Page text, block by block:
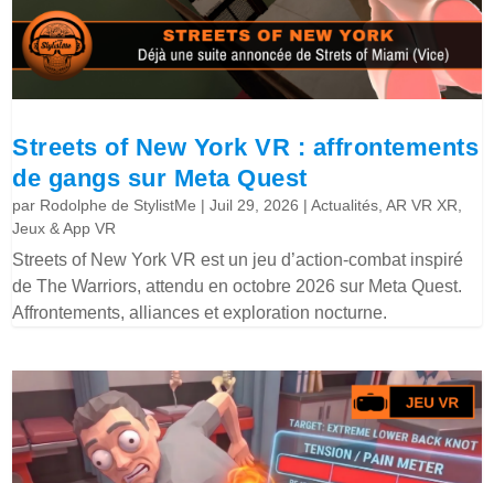
Streets of New York VR : affrontements
de gangs sur Meta Quest
par Rodolphe de StylistMe |Juil 29, 2026 |Actualités ,AR VR XR
Jeux & App VR
Streets of New York VR est un jeu d’action-combat inspiré
de The Warriors, attendu en octobre 2026 sur Meta Quest.
Affrontements, alliances et exploration nocturne.